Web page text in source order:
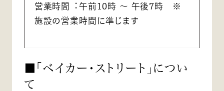
営業時間︓午前10時 ～ 午後7時 ※
施設の営業時間に準じます
■「ベイカー・ストリート」につい
て